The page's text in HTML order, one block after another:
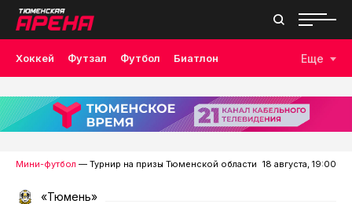
Хоккей Футзал Футбол Биатлон
Лыжные гонки Волейбол Плавание Дзюдо
Скалолазание Велоспорт Бокс
Еще
Мини-футбол — Турнир на призы Тюменской области 18 августа, 19:00
«Тюмень»